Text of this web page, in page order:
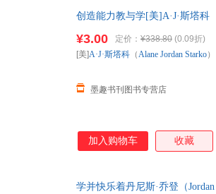
创造能力教与学[美]A·J·斯塔科
发票！
¥3.00 定价： ¥338.80 (0.09折)
墨趣书刊图书专营店
[美]A·J·斯塔科 （Alane Jordan Starko）
加入购物车 收藏
学并快乐着丹尼斯·乔登（